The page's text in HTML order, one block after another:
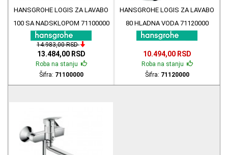
HANSGROHE LOGIS ZA LAVABO
100 SA NADSKLOPOM 71100000
14.983,00 RSD
13.484,00 RSD
Roba na stanju
Šifra: 71100000
HANSGROHE LOGIS ZA LAVABO
80 HLADNA VODA 71120000
10.494,00 RSD
Roba na stanju
Šifra: 71120000